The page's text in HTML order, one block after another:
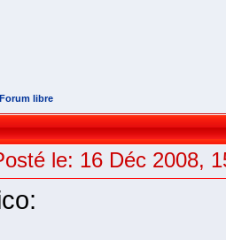
Forum libre
le: 16 Déc 2008,